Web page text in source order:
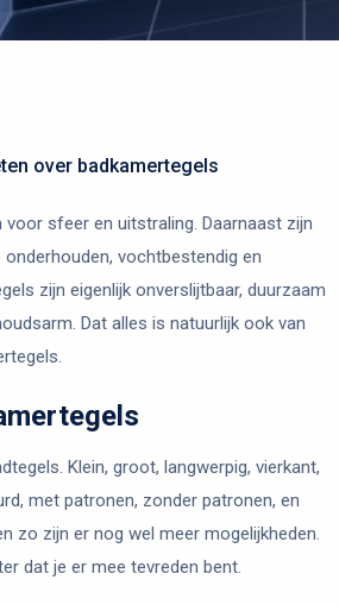
over badkamertegels
sfeer en uitstraling. Daarnaast zijn
vochtbestendig en
zijn eigenlijk onverslijtbaar, duurzaam
Dat alles is natuurlijk ook van
Klein, groot, langwerpig, vierkant,
met patronen, zonder patronen, en
zo zijn er nog wel meer mogelijkheden.
dat je er mee tevreden bent.